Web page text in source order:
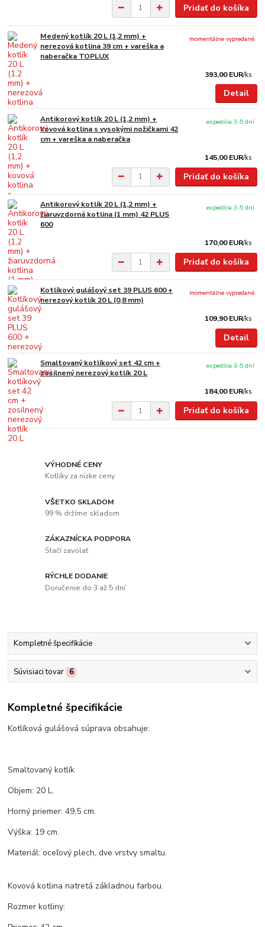
Pridať do košíka
Medený kotlík 20 L (1,2 mm) +
nerezová kotlina 39 cm + vareška a
naberačka TOPLUX
393,00 EUR/ks
momentálne vypredané
Detail
Antikorový kotlík 20 L (1,2 mm) +
kovová kotlina s vysokými nožičkami 42
cm + vareška a naberačka
145,00 EUR/ks
expedícia 3-5 dní
Pridať do košíka
Antikorový kotlík 20 L (1,2 mm) +
žiaruvzdorná kotlina (1 mm) 42 PLUS
600
170,00 EUR/ks
expedícia 3-5 dní
Pridať do košíka
Kotlíkový gulášový set 39 PLUS 600 +
nerezový kotlík 20 L (0,8 mm)
109,90 EUR/ks
momentálne vypredané
Detail
Smaltovaný kotlíkový set 42 cm +
zosilnený nerezový kotlík 20 L
184,00 EUR/ks
expedícia 3-5 dní
Pridať do košíka
VÝHODNÉ CENY
Kotlíky za nízke ceny
VŠETKO SKLADOM
99 % držíme skladom
ZÁKAZNÍCKA PODPORA
Stačí zavolať
RÝCHLE DODANIE
Doručenie do 3 až 5 dní
Kompletné špecifikácie
Súvisiaci tovar 6
Kompletné špecifikácie
Kotlíková gulášová súprava obsahuje:
Smaltovaný kotlík
Objem: 20 L.
Horný priemer: 49,5 cm.
Výška: 19 cm.
Materiál: oceľový plech, dve vrstvy smaltu.
Kovová kotlina natretá základnou farbou.
Rozmer kotliny: